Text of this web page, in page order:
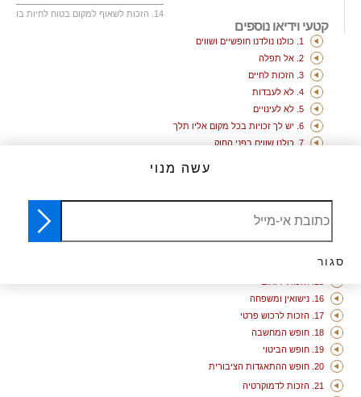
14. הזכות לשאוף למקום בטוח לחיות בו
קטעי וידיאו נוספים
1. כולנו נולדנו חופשיים ושווים
2. אל תפלה
3. הזכות לחיים
4. לא לעבדות
5. לא לעינויים
6. יש לך זכויות בכל מקום אליו תלך
7. כולנו שווים בפני החוק
14. הזכות לשאוף למקום בטוח לחיות בו
16. נישואין ומשפחה
17. הזכות לרכוש פרטי
18. חופש המחשבה
19. חופש הביטוי
20. חופש ההתאגדות הציבורית
21. הזכות לדמוקרטיה
עשה מנוי
סגור